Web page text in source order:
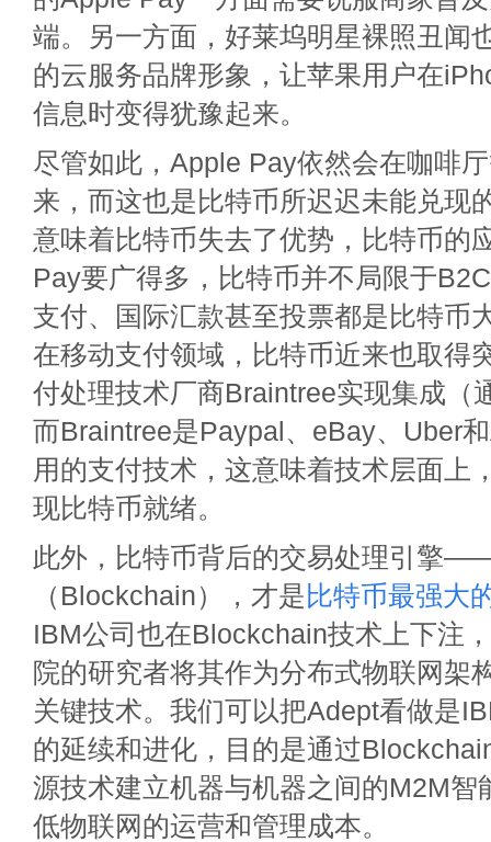
端。另一方面，好莱坞明星裸照丑闻
的云服务品牌形象，让苹果用户在
信息时变得犹豫起来。
尽管如此，Apple Pay依然会在咖啡
来，而这也是比特币所迟迟未能兑现
意味着比特币失去了优势，比特币的
Pay要广得多，比特币并不局限于
支付、国际汇款甚至投票都是比特币
在移动支付领域，比特币近来也取得
付处理技术厂商Braintree实现集成（
而Braintree是Paypal、eBay、Uber
用的支付技术，这意味着技术层面上
现比特币就绪。
此外，比特币背后的交易处理引擎
（Blockchain），才是 比特币最强大
IBM公司也在Blockchain技术上下注
院的研究者将其作为分布式物联网架
关键技术。我们可以把Adept看做是
的延续和进化，目的是通过
源技术建立机器与机器之间的M2M智
低物联网的运营和管理成本。